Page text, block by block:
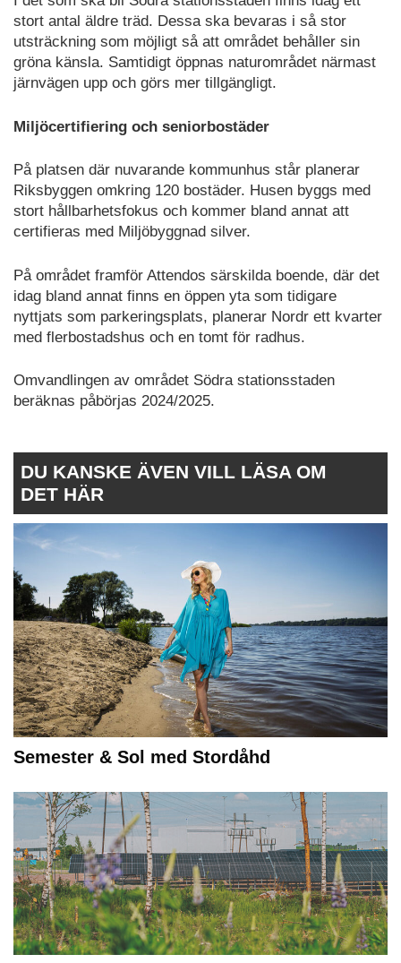
stort antal äldre träd. Dessa ska bevaras i så stor
utsträckning som möjligt så att området behåller sin
gröna känsla. Samtidigt öppnas naturområdet närmast
järnvägen upp och görs mer tillgängligt.
Miljöcertifiering och seniorbostäder
På platsen där nuvarande kommunhus står planerar
Riksbyggen omkring 120 bostäder. Husen byggs med
stort hållbarhetsfokus och kommer bland annat att
certifieras med Miljöbyggnad silver.
På området framför Attendos särskilda boende, där det
idag bland annat finns en öppen yta som tidigare
nyttjats som parkeringsplats, planerar Nordr ett kvarter
med flerbostadshus och en tomt för radhus.
Omvandlingen av området Södra stationsstaden
beräknas påbörjas 2024/2025.
DU KANSKE ÄVEN VILL LÄSA OM
DET HÄR
Semester & Sol med Stordåhd